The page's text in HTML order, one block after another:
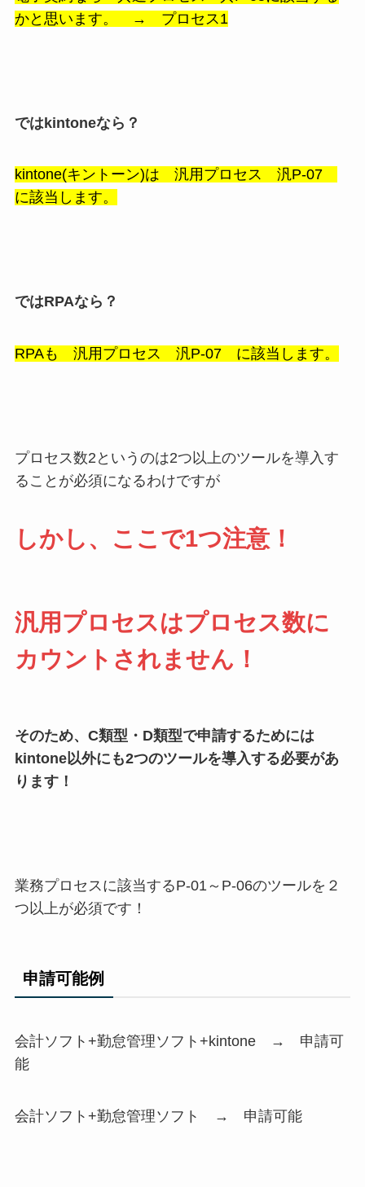
かと思います。 → プロセス1
ではkintoneなら？
kintone(キントーン)は 汎用プロセス 汎P-07
に該当します。
ではRPAなら？
RPAも 汎用プロセス 汎P-07 に該当します。
プロセス数2というのは2つ以上のツールを導入す
ることが必須になるわけですが
しかし、ここで1つ注意！
汎用プロセスはプロセス数に
カウントされません！
そのため、C類型・D類型で申請するためには
kintone以外にも2つのツールを導入する必要があ
ります！
業務プロセスに該当するP-01～P-06のツールを２
つ以上が必須です！
申請可能例
会計ソフト+勤怠管理ソフト+kintone → 申請可
能
会計ソフト+勤怠管理ソフト → 申請可能